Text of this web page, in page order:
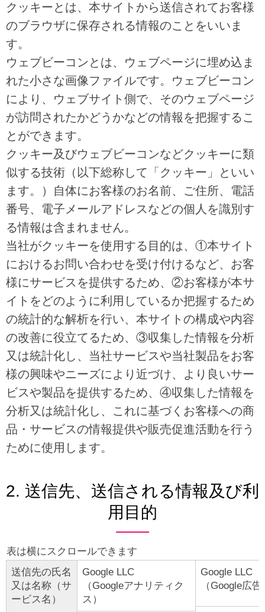
クッキーとは、本サイトから送信されてお客様
のブラウザに保存される情報のことをいいま
す。
ウェブビーコンとは、ウェブページに埋め込ま
れた小さな画像ファイルです。ウェブビーコン
により、ウェブサイト側で、そのウェブページ
が訪問されたかどうかなどの情報を把握するこ
とができます。
クッキー及びウェブビーコンなどクッキーに類
似する技術（以下総称して「クッキー」といい
ます。）自体にお客様のお名前、ご住所、電話
番号、電子メールアドレスなどの個人を識別す
る情報は含まれません。
当社がクッキーを使用する目的は、①本サイト
におけるお問い合わせを受け付けるなど、お客
様にサービスを提供するため、②お客様が本サ
イトをどのように利用しているか把握するため
の統計的な解析を行い、本サイトの構成や内容
の改善に役立てるため、③収集した情報を分析
又は統計化し、当社サービスや当社製品をお客
様の興味やニーズにより近づけ、より良いサー
ビスや製品を提供するため、④収集した情報を
分析又は統計化し、これに基づくお客様への商
品・サービスの情報提供や販売促進活動を行う
ために使用します。
2. 送信先、送信される情報及び利
用目的
送信先の氏名
又は名称（サ
ービス名）
Google LLC
（Googleアナリティク
ス）
Google LLC
（Google広告